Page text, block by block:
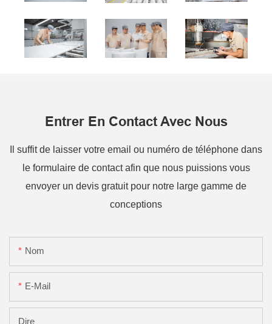
Entrer En Contact Avec Nous
Il suffit de laisser votre email ou numéro de téléphone dans
le formulaire de contact afin que nous puissions vous
envoyer un devis gratuit pour notre large gamme de
conceptions
Nom
E-Mail
Dire